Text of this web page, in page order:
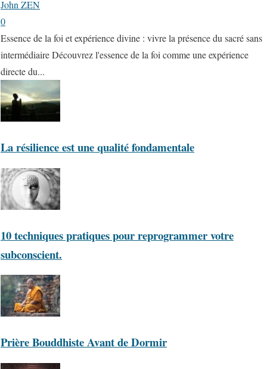
John ZEN
0
Essence de la foi et expérience divine : vivre la présence du sacré sans
intermédiaire Découvrez l'essence de la foi comme une expérience
directe du...
La résilience est une qualité fondamentale
10 techniques pratiques pour reprogrammer votre
subconscient.
Prière Bouddhiste Avant de Dormir